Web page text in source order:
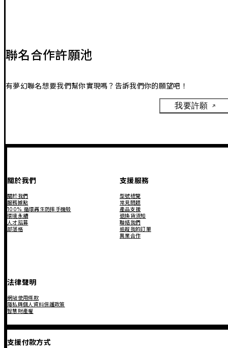
聯名合作許願池
有夢幻聯名想要我們幫你實現嗎？告訴我們你的願望吧！
我要許願
關於我們
關於我們
服務據點
100% 循環再生防摔手機殼
環境永續
人才招募
部落格
支援服務
型號總覽
常見問題
產品支援
退換貨須知
聯絡我們
追蹤我的訂單
異業合作
法律聲明
網站使用條款
隱私與個人資料保護政策
智慧財產權
支援付款方式